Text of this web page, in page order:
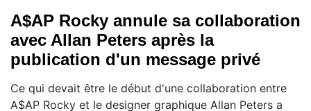
A$AP Rocky annule sa collaboration
avec Allan Peters après la
publication d'un message privé
Ce qui devait être le début d'une collaboration entre
A$AP Rocky et le designer graphique Allan Peters a